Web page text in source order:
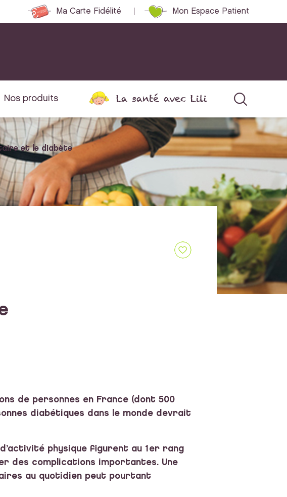
Ma Carte Fidélité Mon Espace Patient
Nos produits La santé avec Lili
et le diabète
de personnes en France (dont 500
diabétiques dans le monde devrait
physique figurent au 1er rang
des complications importantes. Une
au quotidien peut pourtant